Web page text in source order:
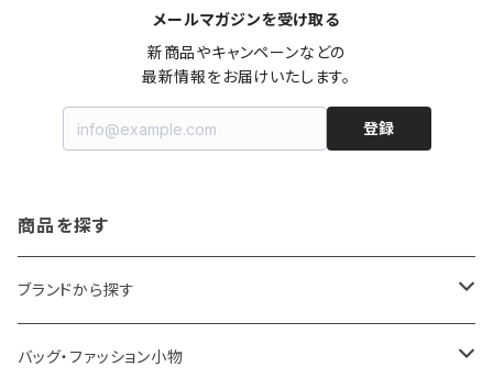
メールマガジンを受け取る
新商品やキャンペーンなどの
最新情報をお届けいたします。
登録
商品を探す
ブランドから探す
LOQI
バッグ・ファッション小物